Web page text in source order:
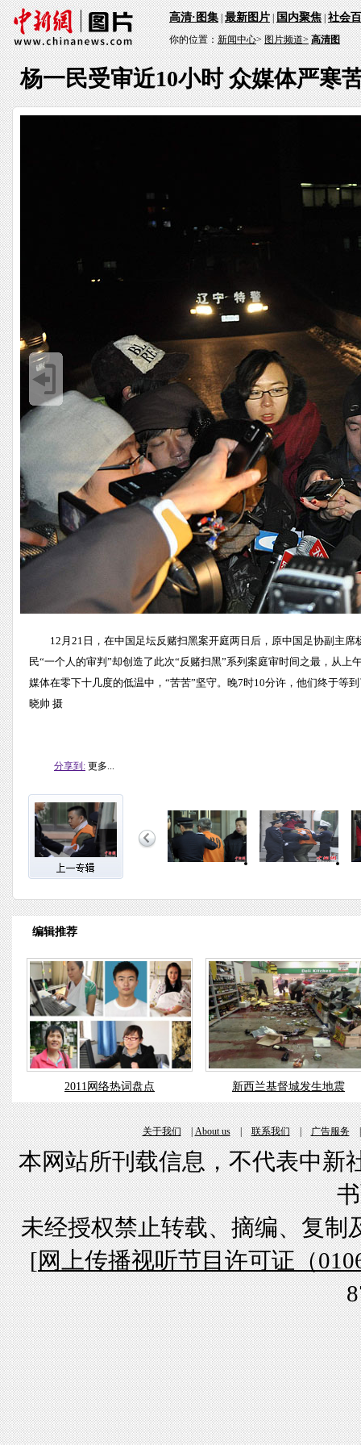
高清·图集|最新图片|国内聚焦|社会
你的位置：新闻中心>图片频道> 高清图
杨一民受审近10小时 众媒体严寒
12月21日，在中国足坛反赌扫黑案开庭两日后，原中国足协副主
民“一个人的审判”却创造了此次“反赌扫黑”系列案庭审时间之最，从
媒体在零下十几度的低温中，“苦苦”坚守。晚7时10分许，他们终于等
晓帅 摄
分享到: 更多...
编辑推荐
2011网络热词盘点 新西兰基督城发生地震
关于我们|About us|联系我们|广告服务
本网站所刊载信息，不代表中新
未经授权禁止转载、摘编、复制
[网上传播视听节目许可证（